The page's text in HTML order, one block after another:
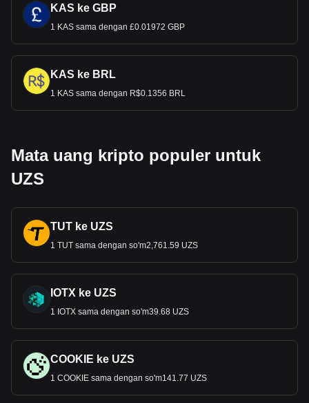
KAS ke GBP
1 KAS sama dengan £0.01972 GBP
KAS ke BRL
1 KAS sama dengan R$0.1356 BRL
Mata uang kripto populer untuk
UZS
TUT ke UZS
1 TUT sama dengan so'm2,761.59 UZS
IOTX ke UZS
1 IOTX sama dengan so'm39.68 UZS
COOKIE ke UZS
1 COOKIE sama dengan so'm141.77 UZS